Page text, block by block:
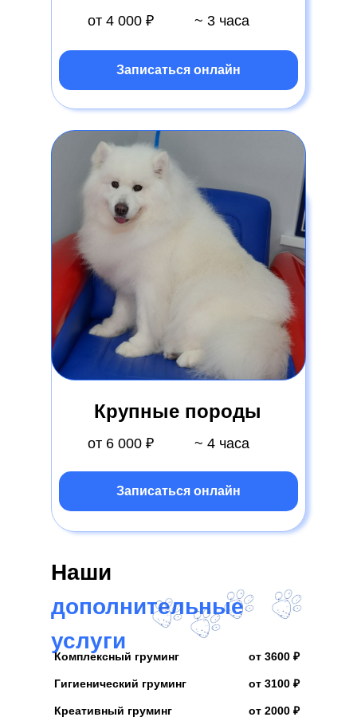
Наши
дополнительные
услуги
от 4 000 ₽ ~ 3 часа
Записаться онлайн
Крупные породы
от 6 000 ₽ ~ 4 часа
Записаться онлайн
Креативный груминг
Гигиенический груминг
Комплексный груминг
от 2000 ₽
от 3100 ₽
от 3600 ₽